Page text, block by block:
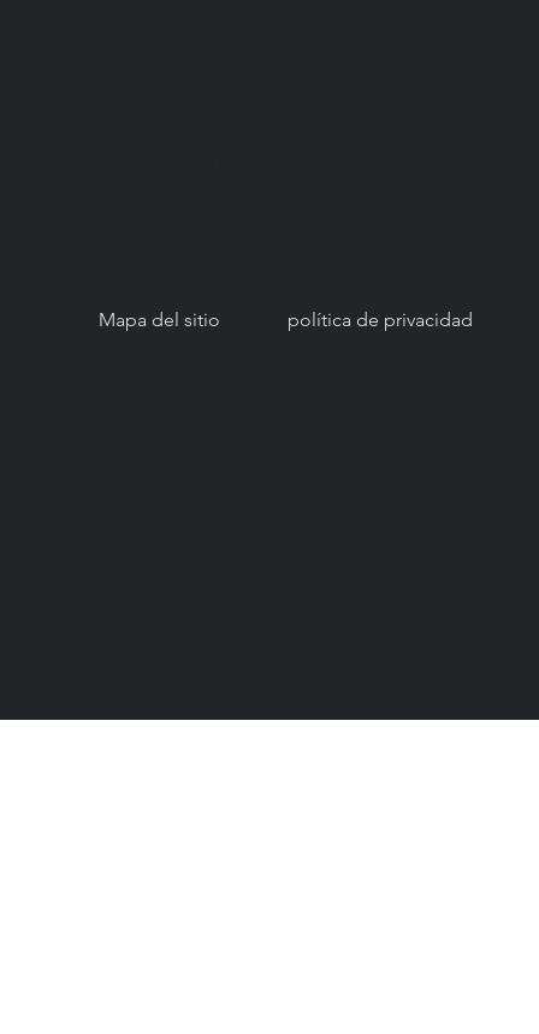
Mapa del sitio política de privacidad